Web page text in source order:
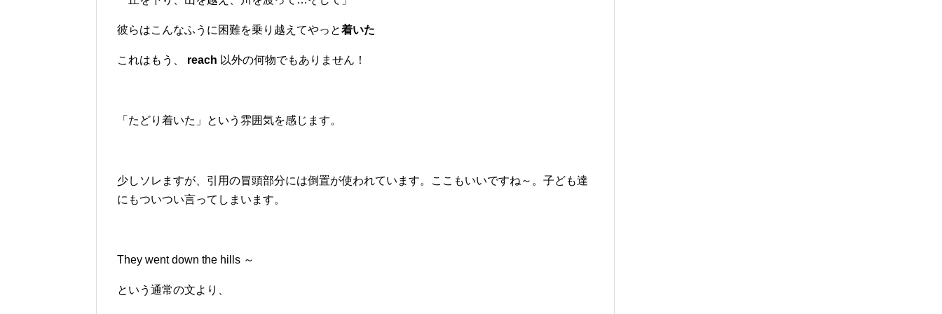
彼らはこんなふうに困難を乗り越えてやっと着いた
これはもう、 reach 以外の何物でもありません！
「たどり着いた」という雰囲気を感じます。
少しソレますが、引用の冒頭部分には倒置が使われています。ここもいいですね～。子ども達
にもついつい言ってしまいます。
They went down the hills ～
という通常の文より、